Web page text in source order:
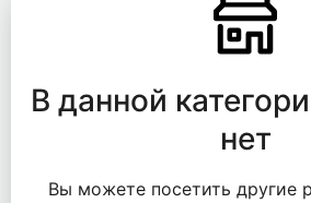
В данной
нет
Вы можете посетить другие